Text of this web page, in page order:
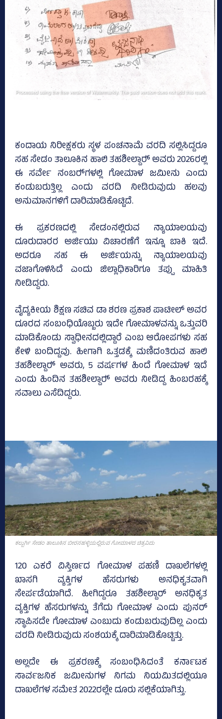
ಕಂದಾಯ ನಿರೀಕ್ಷಕರು ಸ್ಥಳ ಪಂಚನಾಮೆ ವರದಿ ಸಲ್ಲಿಸಿದ್ದರೂ
ಸಹ ಸೇಡಂ ತಾಲೂಕಿನ ಹಾಲಿ ತಹಶೀಲ್ದಾರ್‍‌ ಅವರು 2026ರಲ್ಲಿ
ಈ ಸರ್ವೇ ನಂಬರ್‍‌ಗಳಲ್ಲಿ ಗೋಮಾಳ ಜಮೀನು ಎಂದು
ಕಂಡುಬರುತ್ತಿಲ್ಲ ಎಂದು ವರದಿ ನೀಡಿರುವುದು ಹಲವು
ಅನುಮಾನಗಳಿಗೆ ದಾರಿಮಾಡಿಕೊಟ್ಟಿದೆ.
ಈ ಪ್ರಕರಣದಲ್ಲಿ ಸೇಡಂನಲ್ಲಿರುವ ನ್ಯಾಯಾಲಯವು
ದೂರುದಾರರ ಅರ್ಜಿಯು ವಿಚಾರಣೆಗೆ ಇನ್ನೂ ಬಾಕಿ ಇದೆ.
ಅದರೂ ಸಹ ಈ ಅರ್ಜಿಯನ್ನು ನ್ಯಾಯಾಲಯವು
ವಜಾಗೊಳಿಸಿದೆ ಎಂದು ಜಿಲ್ಲಾಧಿಕಾರಿಗೂ ತಪ್ಪು ಮಾಹಿತಿ
ನೀಡಿದ್ದರು.
ವೈದ್ಯಕೀಯ ಶಿಕ್ಷಣ ಸಚಿವ ಡಾ ಶರಣ ಪ್ರಕಾಶ ಪಾಟೀಲ್ ಅವರ
ದೂರದ ಸಂಬಂಧಿಯೊಬ್ಬರು ಇದೇ ಗೋಮಾಳವನ್ನು ಒತ್ತುವರಿ
ಮಾಡಿಕೊಂಡು ಸ್ವಾಧೀನದಲ್ಲಿದ್ದಾರೆ ಎಂಬ ಆರೋಪಗಳು ಸಹ
ಕೇಳಿ ಬಂದಿದ್ದವು. ಹೀಗಾಗಿ ಒತ್ತಡಕ್ಕೆ ಮಣಿದಂತಿರುವ ಹಾಲಿ
ತಹಶೀಲ್ದಾರ್‍‌ ಅವರು, 5 ವರ್ಷಗಳ ಹಿಂದೆ ಗೋಮಾಳ ಇದೆ
ಎಂದು ಹಿಂದಿನ ತಹಶೀಲ್ದಾರ್‍‌ ಅವರು ನೀಡಿದ್ದ ಹಿಂಬರಹಕ್ಕೆ
ಸವಾಲು ಎಸೆದಿದ್ದರು.
ಕಲ್ಬುರ್ಗಿ ಸೇಡಂ ತಾಲೂಕಿನ ಬೀರನಹಳ್ಳಿಯಲ್ಲಿರುವ ಗೋಮಾಳದ ಚಿತ್ರವಿದು
120 ಎಕರೆ ವಿಸ್ತಿರ್ಣದ ಗೋಮಾಳ ಪಹಣಿ ದಾಖಲೆಗಳಲ್ಲಿ
ಖಾಸಗಿ ವ್ಯಕ್ತಿಗಳ ಹೆಸರುಗಳು ಅನಧಿಕೃತವಾಗಿ
ಸೇರ್ಪಡೆಯಾಗಿದೆ. ಹೀಗಿದ್ದರೂ ತಹಶೀಲ್ದಾರ್ ಅನಧಿಕೃತ
ವ್ಯಕ್ತಿಗಳ ಹೆಸರುಗಳನ್ನು ತೆಗೆದು ಗೋಮಾಳ ಎಂದು ಪುನರ್
ಸ್ಥಾಪಿಸದೇ ಗೋಮಾಳ ಎಂಬುದು ಕಂಡುಬರುವುದಿಲ್ಲ ಎಂದು
ವರದಿ ನೀಡಿರುವುದು ಸಂಶಯಕ್ಕೆ ದಾರಿಮಾಡಿಕೊಟ್ಟಿತ್ತು.
ಅಲ್ಲದೇ ಈ ಪ್ರಕರಣಕ್ಕೆ ಸಂಬಂಧಿಸಿದಂತೆ ಕರ್ನಾಟಕ
ಸಾರ್ವಜನಿಕ ಜಮೀನುಗಳ ನಿಗಮ ನಿಯಮಿತದಲ್ಲಿಯೂ
ದಾಖಲೆಗಳ ಸಮೇತ 2022ರಲ್ಲೇ ದೂರು ಸಲ್ಲಿಕೆಯಾಗಿತ್ತು.